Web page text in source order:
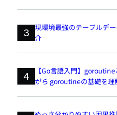
3 現環境最強のテーブルデ
介
4
【Go言語入門】
がら goroutineの基礎を理